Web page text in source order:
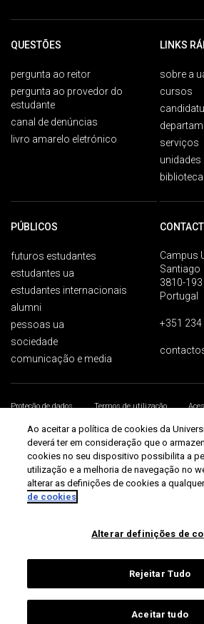
QUESTÕES
pergunta ao reitor
pergunta ao provedor do
estudante
canal de denúncias
livro amarelo eletrónico
LINKS
sobre a
cursos
serviços
unidades
biblioteca
PÚBLICOS
futuros estudantes
estudantes ua
estudantes internacionais
alumni
pessoas ua
sociedade
comunicação e media
Campus
Santiago
3810-
Portugal
+351 234
Proteção de dados Termos de utilização
Universidade de Aveiro 2026
Ao aceitar a política de cookies da
deverá ter em consideração que o
cookies no seu dispositivo possibilita a
utilização e a melhoria de navegação no
alterar as definições de cookies a
de cookies
Alterar definições de
Rejeitar Tudo
Aceitar tudo